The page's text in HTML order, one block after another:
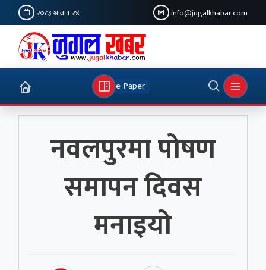
२०८३ श्रावण २४ info@jugalkhabar.com
e-Paper
नवलपुरमा पोषण
समापन दिवस
मनाइयो